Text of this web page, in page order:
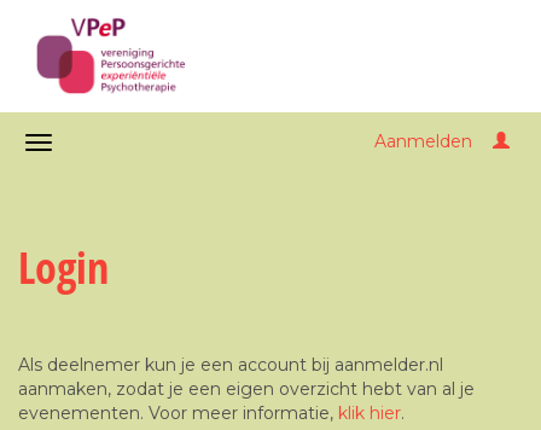
Aanmelden
Login
Als deelnemer kun je een account bij aanmelder.nl
aanmaken, zodat je een eigen overzicht hebt van al je
evenementen. Voor meer informatie, klik hier.